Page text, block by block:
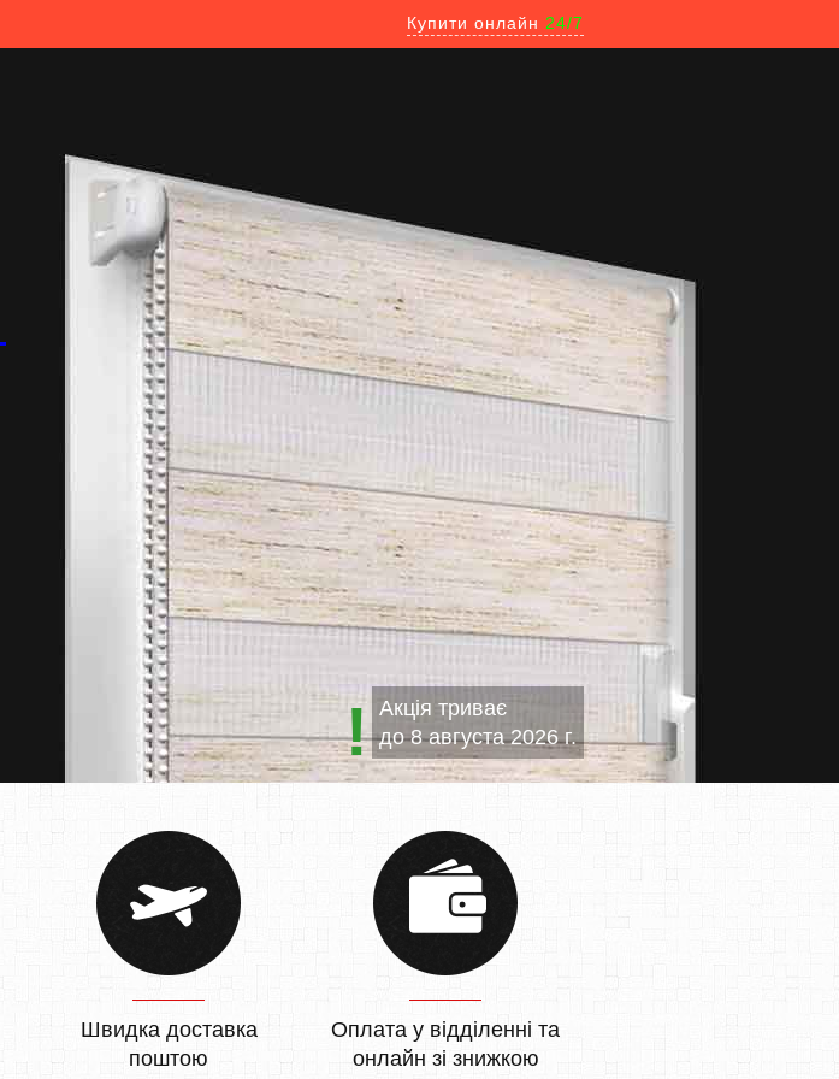
Купити онлайн 24/7
Акція триває
до8 августа 2026 г.
Швидка доставка
поштою
Оплата у відділенні та
онлайн зі знижкою